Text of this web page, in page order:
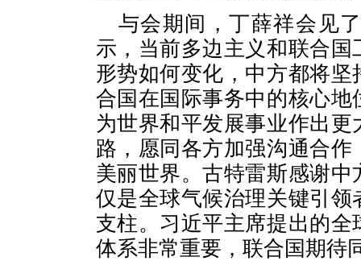
与会期间，丁薛祥会见
示，当前多边主义和联合
形势如何变化，中方都将
合国在国际事务中的核心
为世界和平发展事业作出
路，愿同各方加强沟通合
美丽世界。古特雷斯感谢
仅是全球气候治理关键引
支柱。习近平主席提出的
体系非常重要，联合国期待